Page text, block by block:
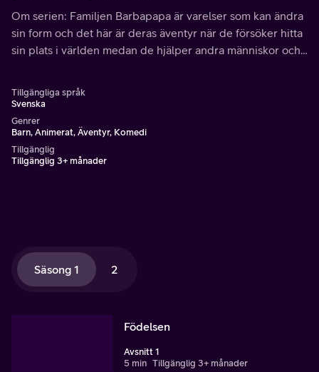
Om serien: Familjen Barbapapa är varelser som kan ändra
sin form och det här är deras äventyr när de försöker hitta
sin plats i världen medan de hjälper andra människor och
Tillgängliga språk
Svenska
Genrer
Barn, Animerat, Äventyr, Komedi
Tillgänglig
Tillgänglig 3+ månader
Säsong 1 2
Födelsen
Avsnitt 1
5 min Tillgänglig 3+ månader